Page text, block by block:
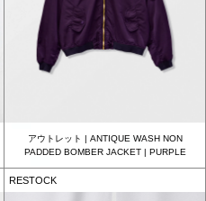
アウトレット | ANTIQUE WASH NON
PADDED BOMBER JACKET | PURPLE
RESTOCK